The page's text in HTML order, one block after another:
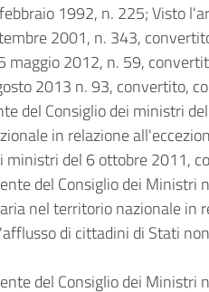
1992, n. 225; Visto
2001, n. 343,
maggio 2012, n. 59,
2013 n. 93, convertito,
del Consiglio dei ministri
in relazione
ministri del 6 ottobre 2011,
del Consiglio dei
nel territorio nazionale in
di cittadini di Stati
del Consiglio dei